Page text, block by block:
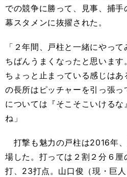
での競争に勝って、見事、捕
幕スタメンに抜擢された。
「２年間、戸柱と一緒にやっ
ちばんうまくなったと思いま
ちょっと止まっている感じは
の長所はピッチャーを引っ張っ
については『そこそこいける
ね」
打撃も魅力の戸柱は2016年
場した。打っては２割２分６
打、 23打点。山口俊（現・巨